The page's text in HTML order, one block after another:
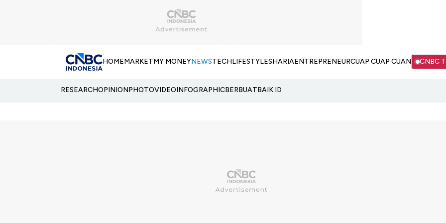
HOMEMARKETMY MONEYNEWSTECHLIFESTYLESHARIAENTREPRENEURCUAP CUAP CUAN CNBC
RESEARCHOPINIONPHOTOVIDEOINFOGRAPHICBERBUATBAIK.ID